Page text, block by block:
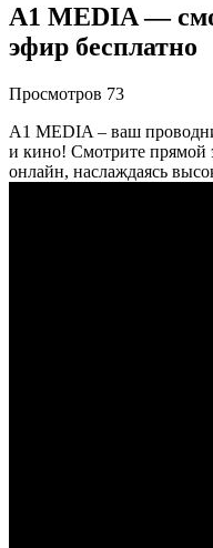
A1 MEDIA —
эфир бесплатно
Просмотров 73
A1 MEDIA – ваш
и кино! Смотрите прямой
онлайн, наслаждаясь